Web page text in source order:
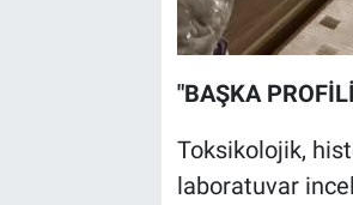
"BAŞKA
Toksikolojik,
laboratuvar